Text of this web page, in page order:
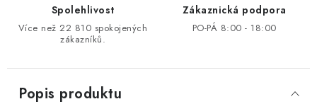
Spolehlivost
Více než 22 810 spokojených
zákazníků.
Zákaznická podpora
PO-PÁ 8:00 - 18:00
Popis produktu